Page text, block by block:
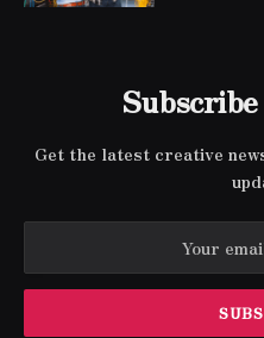
Get the latest creative